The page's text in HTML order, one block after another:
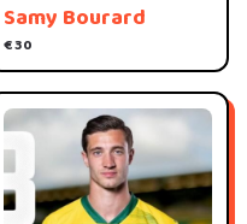
Samy Bourard
€ 30